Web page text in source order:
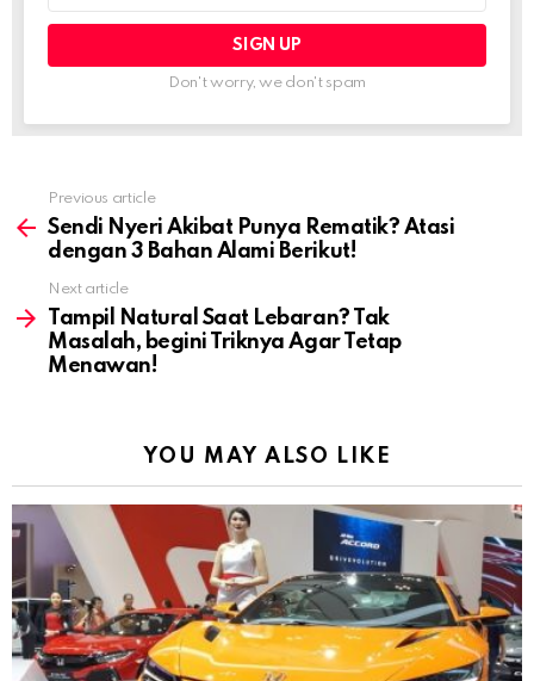
Don't worry, we don't spam
more
Previous article
Sendi Nyeri Akibat Punya Rematik? Atasi
dengan 3 Bahan Alami Berikut!
Next article
Tampil Natural Saat Lebaran? Tak
Masalah, begini Triknya Agar Tetap
Menawan!
YOU MAY ALSO LIKE